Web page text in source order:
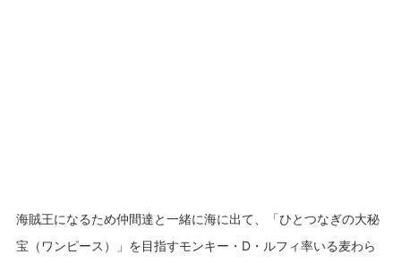
海賊王になるため仲間達と一緒に海に出て、「ひとつなぎの大秘
宝（ワンピース）」を目指すモンキー・D・ルフィ率いる麦わら